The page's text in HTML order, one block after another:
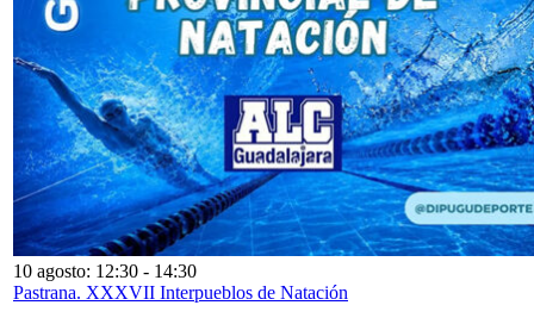
10 agosto: 12:30 - 14:30
Pastrana. XXXVII Interpueblos de Natación